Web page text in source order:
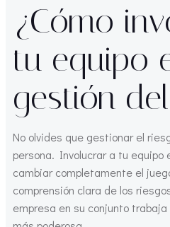
¿Cómo
tu equipo
gestión
No olvides que gestionar el
persona. Involucrar a tu
cambiar completamente el
comprensión clara de los
empresa en su conjunto